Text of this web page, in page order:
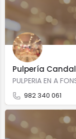
Pulpería Candal
982 340 061